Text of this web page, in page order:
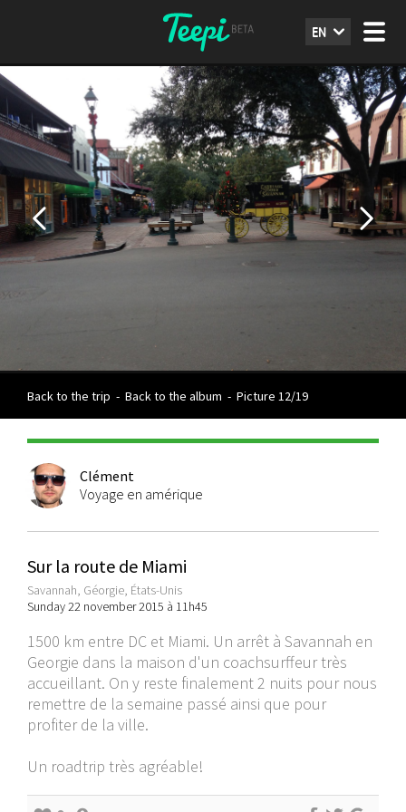
EN
Back to the trip - Back to the album - Picture 12/19
Clément
Voyage en amérique
Sur la route de Miami
Savannah, Géorgie, États-Unis
Sunday 22 november 2015 à 11h45
1500 km entre DC et Miami. Un arrêt à Savannah en
Georgie dans la maison d'un coachsurffeur très
accueillant. On y reste finalement 2 nuits pour nous
remettre de la semaine passé ainsi que pour
profiter de la ville.
Un roadtrip très agréable!